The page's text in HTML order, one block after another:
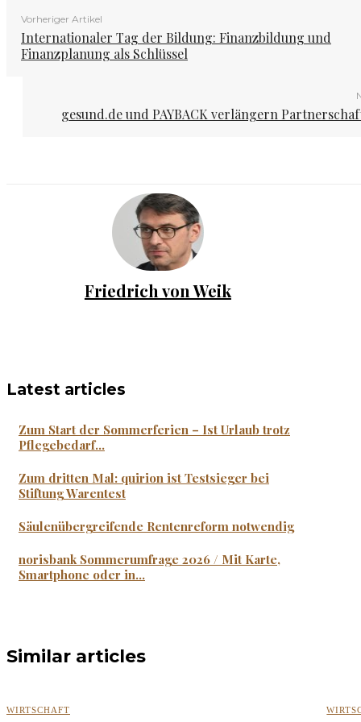
Vorheriger Artikel
Internationaler Tag der Bildung: Finanzbildung und
Finanzplanung als Schlüssel
gesund.de und PAYBACK verlängern
Friedrich von Weik
Latest articles
Zum Start der Sommerferien – Ist Urlaub trotz
Pflegebedarf...
Zum dritten Mal: quirion ist Testsieger bei
Stiftung Warentest
Säulenübergreifende Rentenreform notwendig
norisbank Sommerumfrage 2026 / Mit Karte,
Smartphone oder in...
Similar articles
WIRTSCHAFT